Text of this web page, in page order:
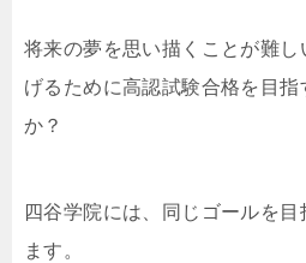
将来の夢を思い描くことが難
げるために高認試験合格を目指
か？
四谷学院には、同じゴールを
ます。